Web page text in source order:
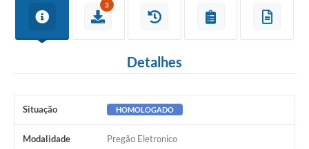
3
Detalhes
Situação HOMOLOGADO
Modalidade Pregão Eletronico